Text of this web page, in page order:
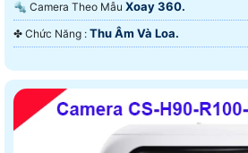
🔩 Camera Theo Mẫu Xoay 360.
️✤ Chức Năng : Thu Âm Và Loa.